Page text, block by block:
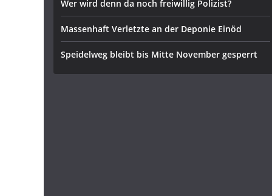
Wer wird denn da noch freiwillig Polizist?
Massenhaft Verletzte an der Deponie Einöd
Speidelweg bleibt bis Mitte November gesperrt